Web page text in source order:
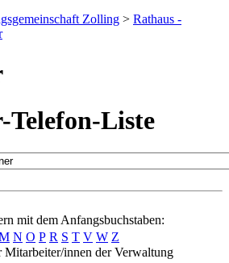
Zolling > Rathaus -
Liste
mit dem Anfangsbuchstaben:
N O P R S T V W Z
Mitarbeiter/innen der Verwaltung